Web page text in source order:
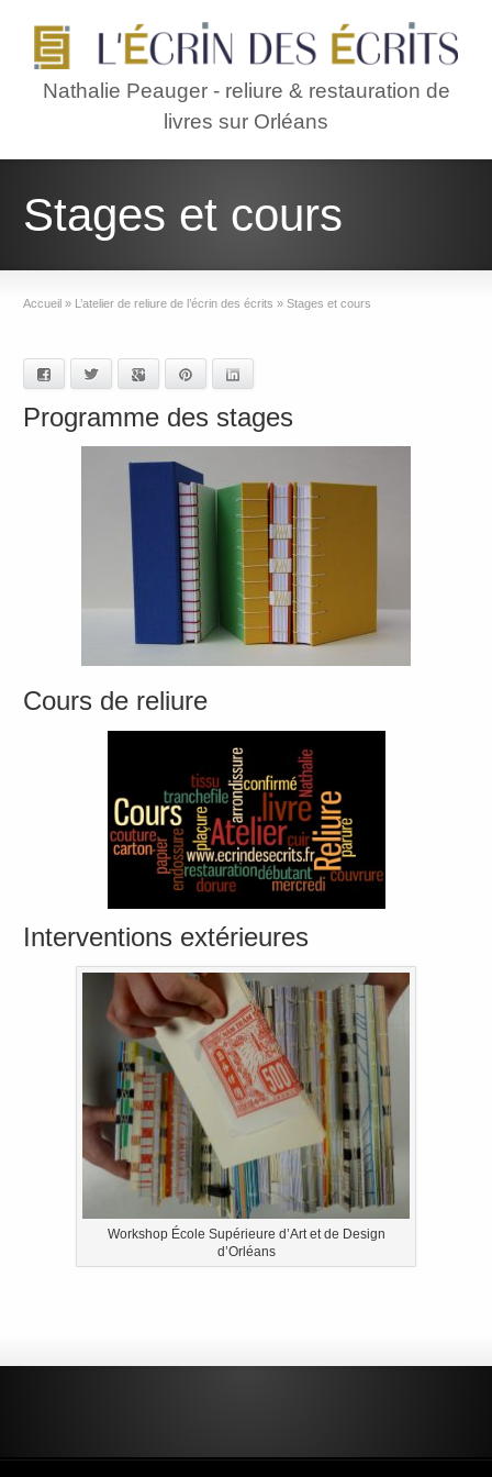
Nathalie Peauger - reliure & restauration de
livres sur Orléans
Stages et cours
Accueil » L’atelier de reliure de l’écrin des écrits » Stages et cours
Facebook Twitter Google+ Pinterest
Programme des stages
Cours de reliure
Interventions extérieures
Workshop École Supérieure d’Art et de Design
d’Orléans